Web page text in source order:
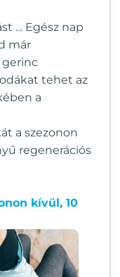
… Egész nap
már
gerinc
tehet az
a
a szezonon
regenerációs
kívül, 10